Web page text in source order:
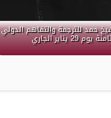
حمد للترجمة والتفاهم الدولي
يناير الجاري